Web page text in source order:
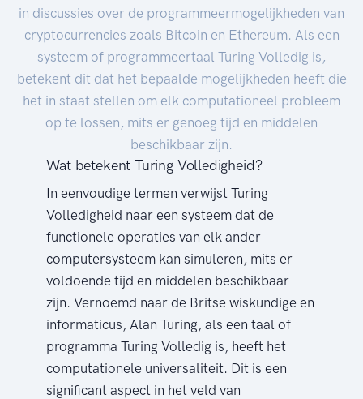
in discussies over de programmeermogelijkheden van
cryptocurrencies zoals Bitcoin en Ethereum. Als een
systeem of programmeertaal Turing Volledig is,
betekent dit dat het bepaalde mogelijkheden heeft die
het in staat stellen om elk computationeel probleem
op te lossen, mits er genoeg tijd en middelen
beschikbaar zijn.
Wat betekent Turing Volledigheid?
In eenvoudige termen verwijst Turing
Volledigheid naar een systeem dat de
functionele operaties van elk ander
computersysteem kan simuleren, mits er
voldoende tijd en middelen beschikbaar
zijn. Vernoemd naar de Britse wiskundige en
informaticus, Alan Turing, als een taal of
programma Turing Volledig is, heeft het
computationele universaliteit. Dit is een
significant aspect in het veld van